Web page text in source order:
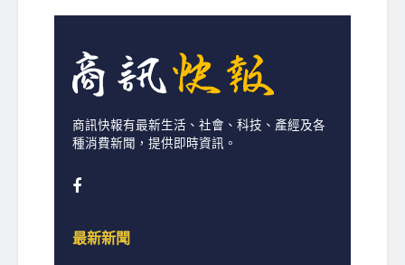
商訊快報有最新生活、社會、科技、產經及各
種消費新聞，提供即時資訊。
最新新聞